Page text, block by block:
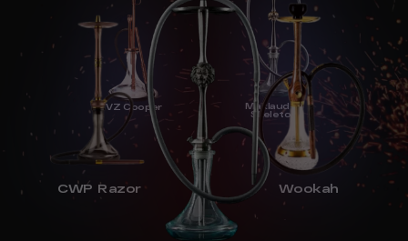
Wookah
Maklaud-X
Skeleton
VZ Cooper
CWP Razor